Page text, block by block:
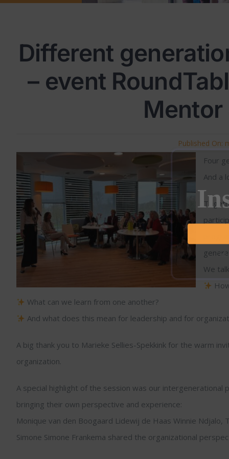
Different
– event
Mentor
Published On:
Four
And a
We
What can we learn from one another?
And what does this mean for leadership and for
A big thank you to Marieke Sellies-Spekkink for the warm
organization.
A special highlight of the session was our
bringing their own perspective and experience:
Monique van den Boogaard Lidewij de Haas Winnie
Simone Simone Frankema shared the organizational